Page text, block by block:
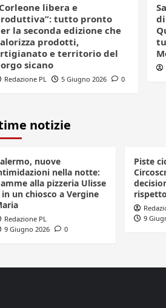
libera e
tutto pronto
la seconda edizione che
prodotti,
e territorio del
sicano
Redazione PL 5 Giugno 2026 0
notizie
nuove
nella notte:
alla pizzeria Ulisse
in un chiosco a Vergine
Redazione PL
9 Giugno 2026
0
Piste
9